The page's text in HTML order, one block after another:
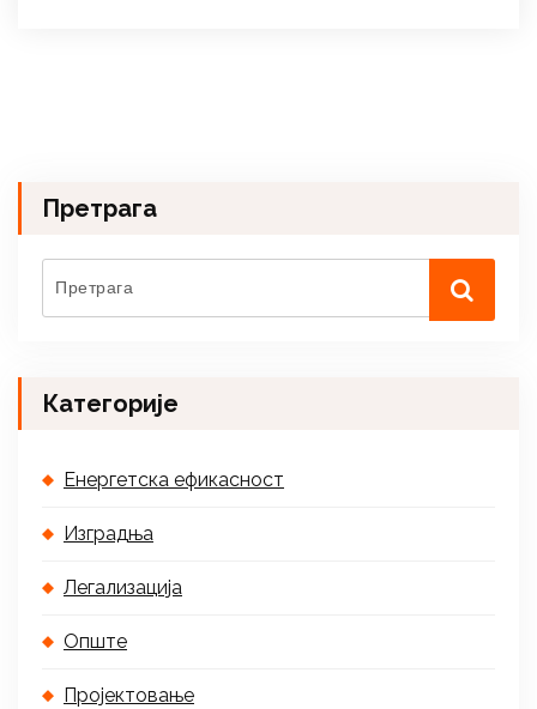
Претрага
Категорије
Енергетска ефикасност
Изградња
Легализација
Опште
Пројектовање